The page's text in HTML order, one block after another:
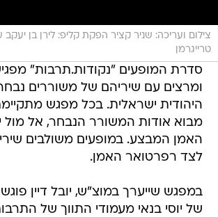
צילום ועריכה: שניר קציר הפקת קליפ: לירן בן יעקב
טרייגרמן
סדרת המופעים "נקודות.תרבות"
ומרצים עם שיריהם של משוררים
היהודית ישראלית. בכל מפגש
מבוא אודות המשורר הנבחר, אל מול
האמן המבצע. במופעים משולבים
לצד רפרטואר האמן.
במפגש שייערך במוצ"ש, יובל דיין
של יוסי בנאי מעמודי התווך של